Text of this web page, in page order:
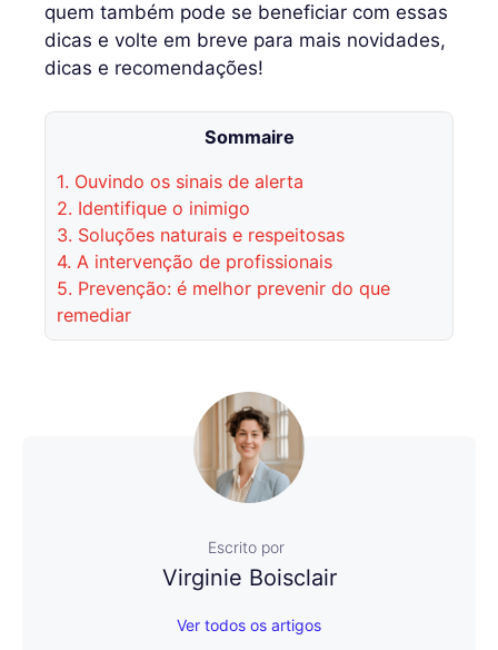
quem também pode se beneficiar com essas
dicas e volte em breve para mais novidades,
dicas e recomendações!
Sommaire
1. Ouvindo os sinais de alerta
2. Identifique o inimigo
3. Soluções naturais e respeitosas
4. A intervenção de profissionais
5. Prevenção: é melhor prevenir do que
remediar
Escrito por
Virginie Boisclair
Ver todos os artigos